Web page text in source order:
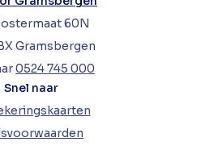
60N
Gramsbergen
0524 745 000
Snel naar